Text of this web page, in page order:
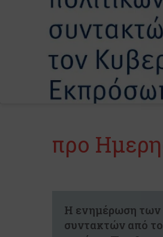
προ
Η ενημέρωση των
συντακτών από